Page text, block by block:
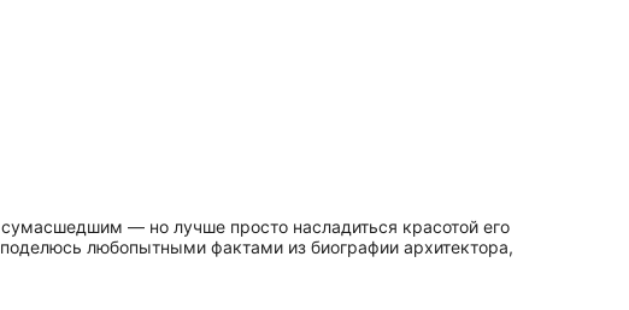
— но лучше просто насладиться красотой его
любопытными фактами из биографии архитектора,